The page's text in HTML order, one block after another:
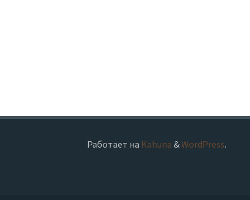
Работает на Kahuna &WordPress.